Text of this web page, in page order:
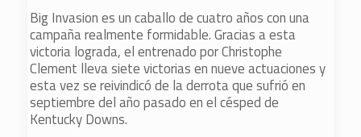
Big Invasion es un caballo de cuatro años con una
campaña realmente formidable. Gracias a esta
victoria lograda, el entrenado por Christophe
Clement lleva siete victorias en nueve actuaciones y
esta vez se reivindicó de la derrota que sufrió en
septiembre del año pasado en el césped de
Kentucky Downs.